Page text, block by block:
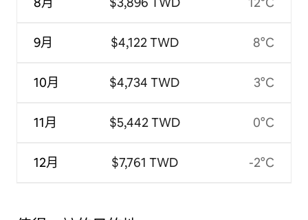
9月
10月
11月
12月
$4,122 TWD
$4,734 TWD
$5,442 TWD
$7,761 TWD
8°C
3°C
0°C
-2°C